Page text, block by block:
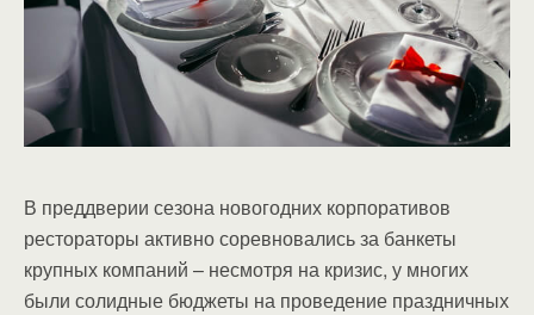
В преддверии сезона новогодних корпоративов
рестораторы активно соревновались за банкеты
крупных компаний – несмотря на кризис, у многих
были солидные бюджеты на проведение праздничных